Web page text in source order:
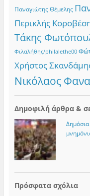
Παναγιώτης Θέμελης
Περικλής
Τάκης
Φιλαλήθης/philalethe00
Χρήστος
Νικόλαος
Δημοφιλή άρθρα &
Δημόσια
Πρόσφατα σχόλια